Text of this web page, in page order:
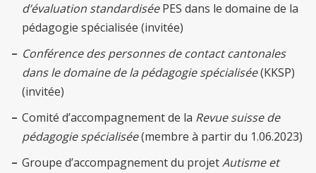
d’évaluation standardiséePES dans le domaine de la
pédagogie spécialisée (invitée)
Conférence des personnes de contact cantonales
dans le domaine de la pédagogie spécialisée(KKSP)
(invitée)
Comité d’accompagnement de la Revue suisse de
pédagogie spécialisée(membre à partir du 1.06.2023)
Groupe d’accompagnement du projetAutisme et